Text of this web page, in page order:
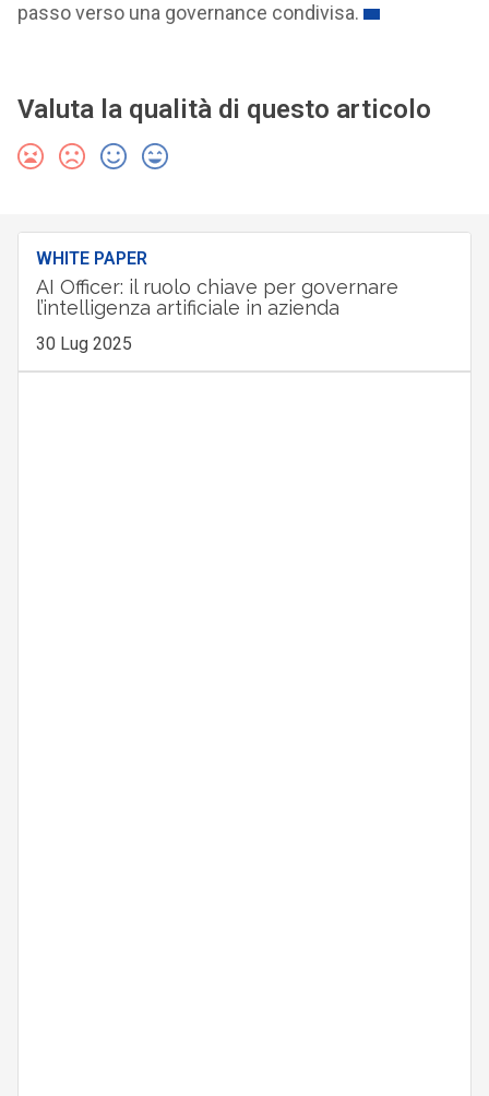
passo verso una governance condivisa.
Valuta la qualità di questo articolo
WHITE PAPER
AI Officer: il ruolo chiave per governare
l’intelligenza artificiale in azienda
30 Lug 2025